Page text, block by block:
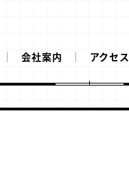
会社案内 アクセス